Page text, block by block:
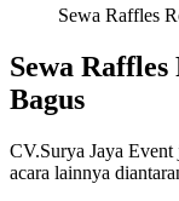
Sewa Raffles
Sewa
Bagus
CV.Surya Jaya Event
acara lainnya